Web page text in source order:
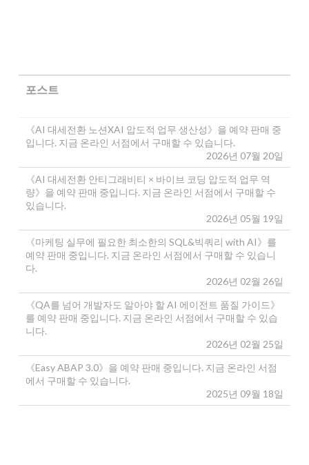
포스트
《AI 대세전환 노션XAI 압도적 업무 생산성》을 예약 판매 중
입니다. 지금 온라인 서점에서 구매할 수 있습니다.
2026년 07월 20일
《AI 대세전환 안티그래비티 × 바이브 코딩 압도적 업무 역
량》을 예약 판매 중입니다. 지금 온라인 서점에서 구매할 수
있습니다.
2026년 05월 19일
《마케팅 실무에 필요한 최소한의 SQL&빅쿼리 with AI》를
예약 판매 중입니다. 지금 온라인 서점에서 구매할 수 있습니
다.
2026년 02월 26일
《QA를 넘어 개발자도 알아야 할 AI 에이전트 품질 가이드》
를 예약 판매 중입니다. 지금 온라인 서점에서 구매할 수 있습
니다.
2026년 02월 25일
《Easy ABAP 3.0》을 예약 판매 중입니다. 지금 온라인 서점
에서 구매할 수 있습니다.
2025년 09월 18일